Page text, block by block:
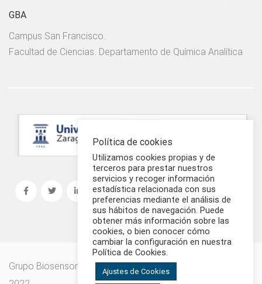
GBA
Campus San Francisco.
Facultad de Ciencias. Departamento de Química Analítica
Grupo Biosensores Analíticos - Universidad de Zaragoza |
Política de cookies
Utilizamos cookies propias y de
terceros para prestar nuestros
servicios y recoger información
estadística relacionada con sus
preferencias mediante el análisis de
sus hábitos de navegación. Puede
obtener más información sobre las
cookies, o bien conocer cómo
cambiar la configuración en nuestra
Política de Cookies.
Ajustes de Cookies